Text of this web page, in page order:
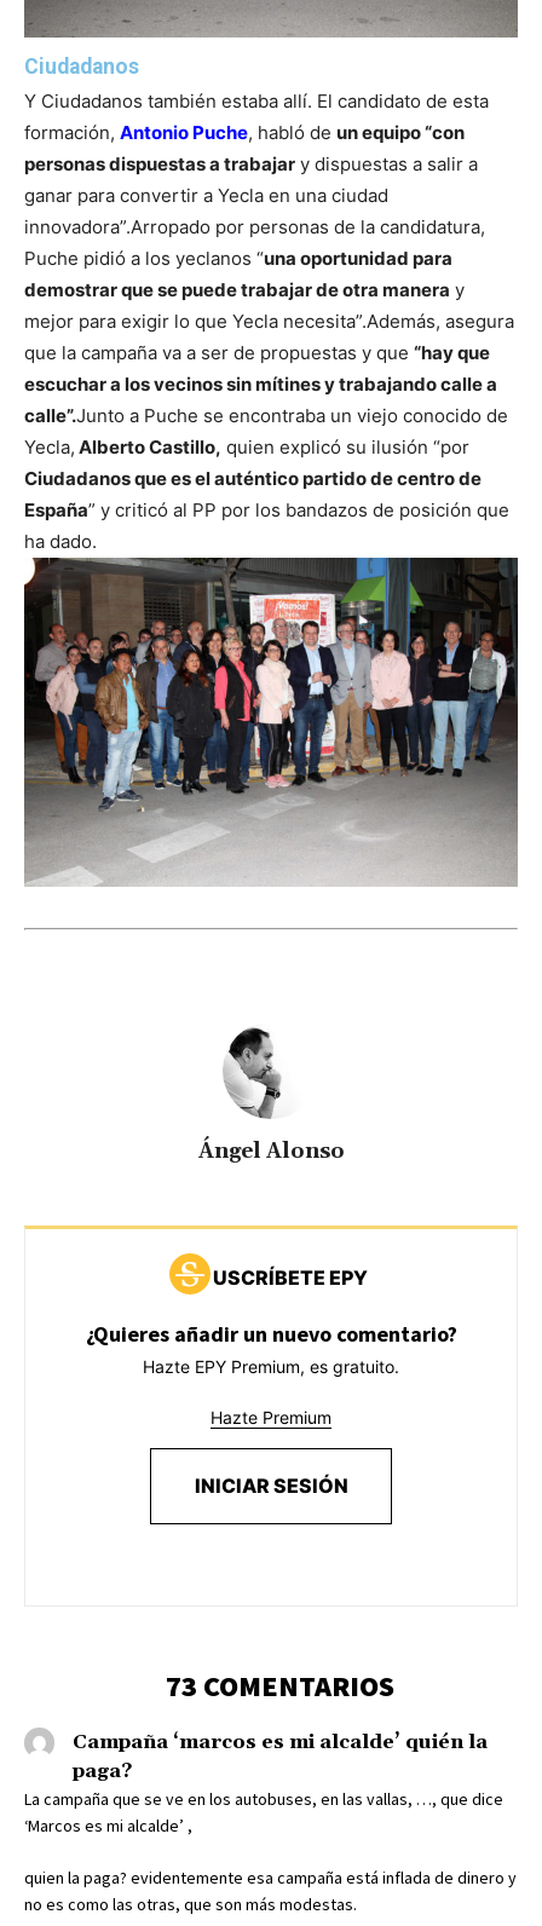
Ciudadanos
Y Ciudadanos también estaba allí. El candidato de esta
formación, Antonio Puche, habló de un equipo “con
personas dispuestas a trabajar y dispuestas a salir a
ganar para convertir a Yecla en una ciudad
innovadora”.Arropado por personas de la candidatura,
Puche pidió a los yeclanos “una oportunidad para
demostrar que se puede trabajar de otra manera y
mejor para exigir lo que Yecla necesita”.Además, asegura
que la campaña va a ser de propuestas y que “hay que
escuchar a los vecinos sin mítines y trabajando calle a
calle”.Junto a Puche se encontraba un viejo conocido de
Yecla, Alberto Castillo, quien explicó su ilusión “por
Ciudadanos que es el auténtico partido de centro de
España” y criticó al PP por los bandazos de posición que
ha dado.
Ángel Alonso
USCRÍBETE EPY
¿Quieres añadir un nuevo comentario?
Hazte EPY Premium, es gratuito.
Hazte Premium
INICIAR SESIÓN
73 COMENTARIOS
Campaña ‘marcos es mi alcalde’ quién la
paga?
La campaña que se ve en los autobuses, en las vallas, …, que dice
‘Marcos es mi alcalde’ ,
quien la paga? evidentemente esa campaña está inflada de dinero y
no es como las otras, que son más modestas.